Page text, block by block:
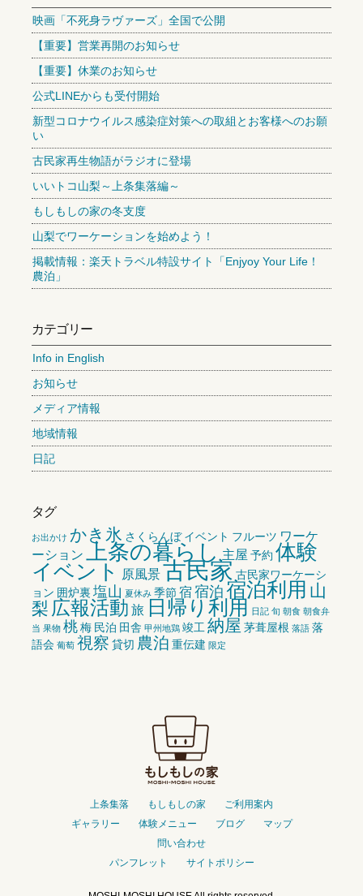
映画「不死身ラヴァーズ」全国で公開
【重要】営業再開のお知らせ
【重要】休業のお知らせ
公式LINEからも受付開始
新型コロナウイルス感染症対策への取組とお客様へのお願
い
古民家再生物語がラジオに登場
いいトコ山梨～上条集落編～
もしもしの家の冬支度
山梨でワーケーションを始めよう！
掲載情報：楽天トラベル特設サイト「Enjyoy Your Life！
農泊」
カテゴリー
Info in English
お知らせ
メディア情報
地域情報
日記
タグ
お出かけ かき氷 さくらんぼ イベント フルーツ ワーケ
ーション 上条の暮らし 主屋 予約 体験
イベント
原風景古民家 古民家ワーケーシ
ョン 囲炉裏塩山 夏休み 季節宿 宿泊宿泊利用 山
梨 広報活動 旅 日帰り利用 日記 旬 朝食 朝食弁
当 果物 桃梅 民泊 田舎 甲州地鶏 竣工納屋 茅葺屋根 落語 落
語会 葡萄 視察 貸切 農泊 重伝建 限定
上条集落 もしもしの家
ご利用案内
ギャラリー
体験メニュー ブログ
マップ
問い合わせ
パンフレット
サイトポリシー